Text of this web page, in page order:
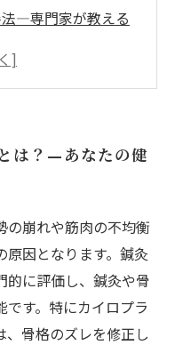
—専門家が教える
を活かす—身体バ
み改善がもたらす
ド—鍼灸接骨院で
使い方で変わる人
は？—あなたの健
の崩れや筋肉の不均衡
因となります。鍼灸
的に評価し、鍼灸や骨
す。特にカイロプラ
、骨格のズレを修正し